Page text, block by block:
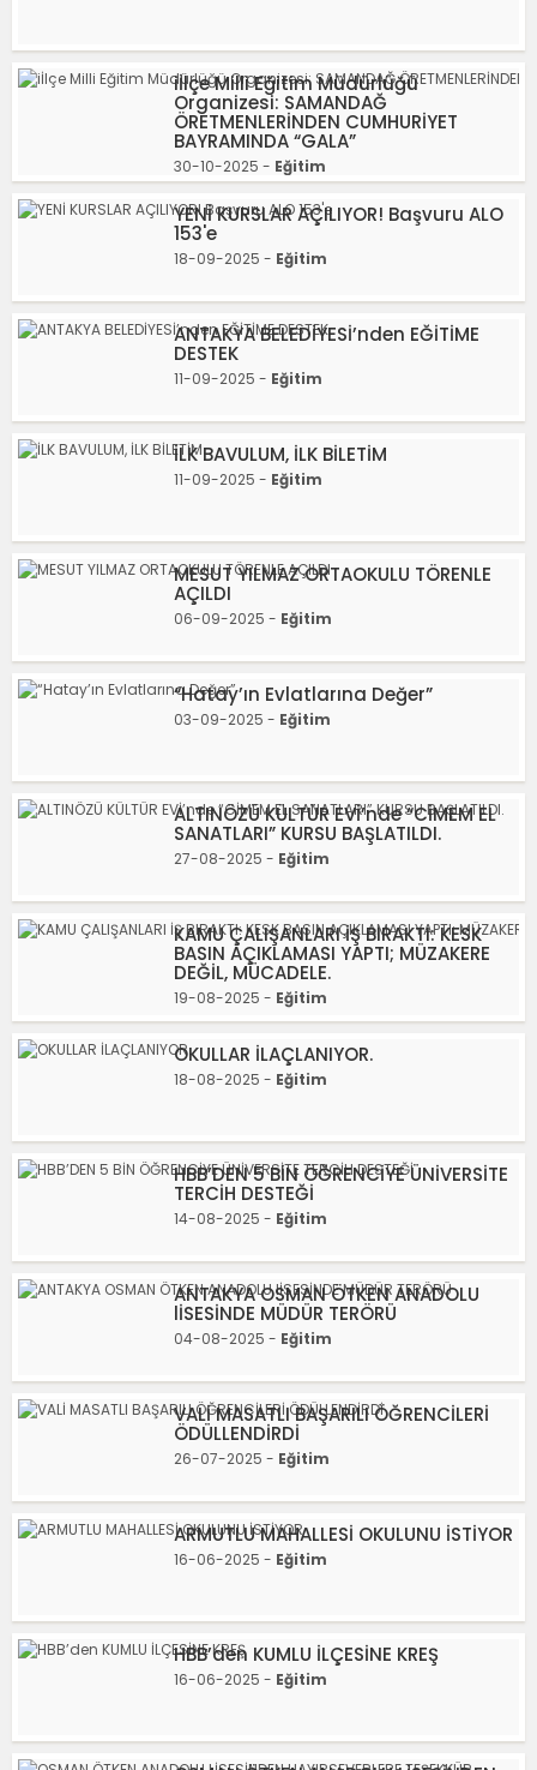
iİlçe Milli Eğitim Müdürlüğü
Organizesi: SAMANDAĞ
ÖRETMENLERİNDEN CUMHURİYET
BAYRAMINDA “GALA”
30-10-2025 - Eğitim
YENİ KURSLAR AÇILIYOR! Başvuru ALO
153'e
18-09-2025 - Eğitim
ANTAKYA BELEDİYESİ’nden EĞİTİME
DESTEK
11-09-2025 - Eğitim
İLK BAVULUM, İLK BİLETİM
11-09-2025 - Eğitim
MESUT YILMAZ ORTAOKULU TÖRENLE
AÇILDI
06-09-2025 - Eğitim
“Hatay’ın Evlatlarına Değer”
03-09-2025 - Eğitim
ALTINÖZÜ KÜLTÜR EVİ’nde “CİMEM EL
SANATLARI” KURSU BAŞLATILDI.
27-08-2025 - Eğitim
KAMU ÇALIŞANLARI İŞ BIRAKTI: KESK
BASIN AÇIKLAMASI YAPTI; MÜZAKERE
DEĞİL, MÜCADELE.
19-08-2025 - Eğitim
OKULLAR İLAÇLANIYOR.
18-08-2025 - Eğitim
HBB’DEN 5 BİN ÖĞRENCİYE ÜNİVERSİTE
TERCİH DESTEĞİ
14-08-2025 - Eğitim
ANTAKYA OSMAN ÖTKEN ANADOLU
lİSESİNDE MÜDÜR TERÖRÜ
04-08-2025 - Eğitim
VALİ MASATLI BAŞARILI ÖĞRENCİLERİ
ÖDÜLLENDİRDİ
26-07-2025 - Eğitim
ARMUTLU MAHALLESİ OKULUNU İSTİYOR
16-06-2025 - Eğitim
HBB’den KUMLU İLÇESİNE KREŞ
16-06-2025 - Eğitim